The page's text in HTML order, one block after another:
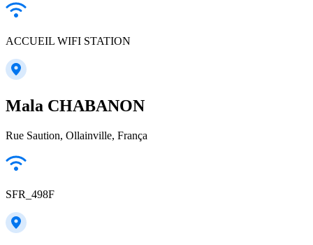
ACCUEIL WIFI STATION
Mala CHABANON
Rue Saution, Ollainville, França
SFR_498F